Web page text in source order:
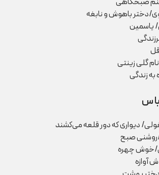
دختر باهوش و نابغه
یاسمین
گلی زینتی
به زندگی
س
دیواری که دور قلعه می‌کشند
روشنی صبح
خوش چهره
آوازه